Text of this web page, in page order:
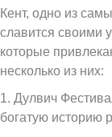
Кент, одно из
славится своими
которые
несколько из них:
1. Дулвич
богатую историю